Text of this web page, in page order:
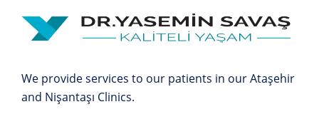
We provide services to our patients in our Ataşehir
and Nişantaşı Clinics.